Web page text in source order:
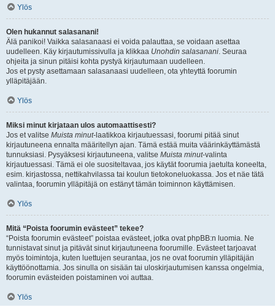
Ylös
Olen hukannut salasanani!
Älä panikoi! Vaikka salasanaasi ei voida palauttaa, se voidaan asettaa
uudelleen. Käy kirjautumissivulla ja klikkaa Unohdin salasanani. Seuraa
ohjeita ja sinun pitäisi kohta pystyä kirjautumaan uudelleen.
Jos et pysty asettamaan salasanaasi uudelleen, ota yhteyttä foorumin
ylläpitäjään.
Ylös
Miksi minut kirjataan ulos automaattisesti?
Jos et valitse Muista minut-laatikkoa kirjautuessasi, foorumi pitää sinut
kirjautuneena ennalta määritellyn ajan. Tämä estää muita väärinkäyttämästä
tunnuksiasi. Pysyäksesi kirjautuneena, valitse Muista minut-valinta
kirjautuessasi. Tämä ei ole suositeltavaa, jos käytät foorumia jaetulta koneelta,
esim. kirjastossa, nettikahvilassa tai koulun tietokoneluokassa. Jos et näe tätä
valintaa, foorumin ylläpitäjä on estänyt tämän toiminnon käyttämisen.
Ylös
Mitä “Poista foorumin evästeet” tekee?
“Poista foorumin evästeet” poistaa evästeet, jotka ovat phpBB:n luomia. Ne
tunnistavat sinut ja pitävät sinut kirjautuneena foorumille. Evästeet tarjoavat
myös toimintoja, kuten luettujen seurantaa, jos ne ovat foorumin ylläpitäjän
käyttöönottamia. Jos sinulla on sisään tai uloskirjautumisen kanssa ongelmia,
foorumin evästeiden poistaminen voi auttaa.
Ylös